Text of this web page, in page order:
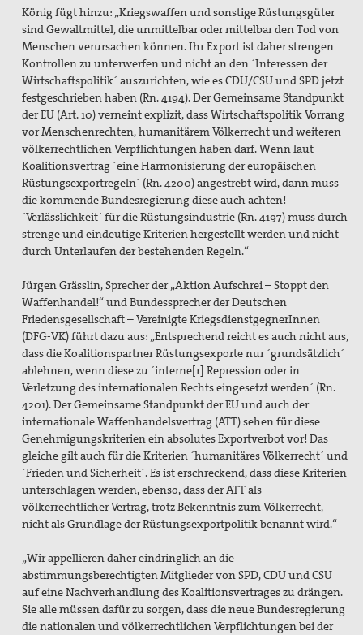
König fügt hinzu: „Kriegswaffen und sonstige Rüstungsgüter
sind Gewaltmittel, die unmittelbar oder mittelbar den Tod von
Menschen verursachen können. Ihr Export ist daher strengen
Kontrollen zu unterwerfen und nicht an den ´Interessen der
Wirtschaftspolitik´ auszurichten, wie es CDU/CSU und SPD jetzt
festgeschrieben haben (Rn. 4194). Der Gemeinsame Standpunkt
der EU (Art. 10) verneint explizit, dass Wirtschaftspolitik Vorrang
vor Menschenrechten, humanitärem Völkerrecht und weiteren
völkerrechtlichen Verpflichtungen haben darf. Wenn laut
Koalitionsvertrag ´eine Harmonisierung der europäischen
Rüstungsexportregeln´ (Rn. 4200) angestrebt wird, dann muss
die kommende Bundesregierung diese auch achten!
´Verlässlichkeit´ für die Rüstungsindustrie (Rn. 4197) muss durch
strenge und eindeutige Kriterien hergestellt werden und nicht
durch Unterlaufen der bestehenden Regeln.“
Jürgen Grässlin, Sprecher der „Aktion Aufschrei – Stoppt den
Waffenhandel!“ und Bundessprecher der Deutschen
Friedensgesellschaft – Vereinigte KriegsdienstgegnerInnen
(DFG-VK) führt dazu aus: „Entsprechend reicht es auch nicht aus,
dass die Koalitionspartner Rüstungsexporte nur ´grundsätzlich´
ablehnen, wenn diese zu ´interne[r] Repression oder in
Verletzung des internationalen Rechts eingesetzt werden´ (Rn.
4201). Der Gemeinsame Standpunkt der EU und auch der
internationale Waffenhandelsvertrag (ATT) sehen für diese
Genehmigungskriterien ein absolutes Exportverbot vor! Das
gleiche gilt auch für die Kriterien ´humanitäres Völkerrecht´ und
´Frieden und Sicherheit´. Es ist erschreckend, dass diese Kriterien
unterschlagen werden, ebenso, dass der ATT als
völkerrechtlicher Vertrag, trotz Bekenntnis zum Völkerrecht,
nicht als Grundlage der Rüstungsexportpolitik benannt wird.“
„Wir appellieren daher eindringlich an die
abstimmungsberechtigten Mitglieder von SPD, CDU und CSU
auf eine Nachverhandlung des Koalitionsvertrages zu drängen.
Sie alle müssen dafür zu sorgen, dass die neue Bundesregierung
die nationalen und völkerrechtlichen Verpflichtungen bei der